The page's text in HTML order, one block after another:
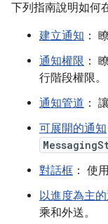
下列指南說明如何
建立通知 ：
通知權限 ：
行階段權限。
通知管道 ：
可展開的通知
對話框 ： 使
以進度為主
乘和外送。